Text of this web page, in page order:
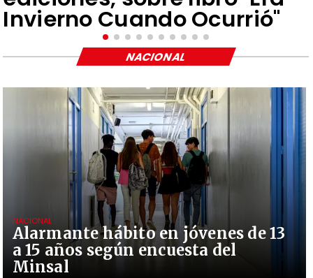
Invierno Cuando Ocurrió"
Alarmante hábito en jóvenes de 13
a 15 años según encuesta del
Minsal
NACIONAL
NACIONAL